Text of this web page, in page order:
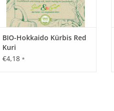
BIO-Hokkaido Kürbis Red
Kuri
€4,18 *